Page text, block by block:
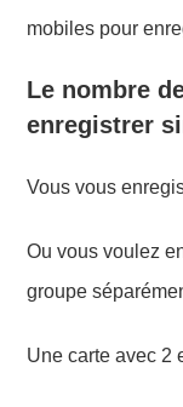
mobiles pour
Le nombre
enregistrer
Vous vous
Ou vous voulez
groupe
Une carte avec 2